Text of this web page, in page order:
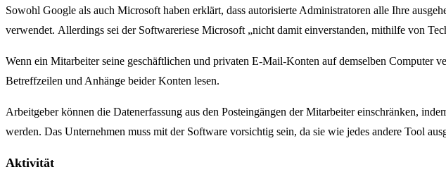
Sowohl Google als auch Microsoft haben erklärt, dass autorisierte Administratoren alle Ihre
verwendet. Allerdings sei der Softwareriese Microsoft „nicht damit einverstanden, mithilfe von
Wenn ein Mitarbeiter seine geschäftlichen und privaten E-Mail-Konten auf demselben Computer
Betreffzeilen und Anhänge beider Konten lesen.
Arbeitgeber können die Datenerfassung aus den Posteingängen der Mitarbeiter einschränken,
werden. Das Unternehmen muss mit der Software vorsichtig sein, da sie wie jedes andere Tool
Aktivität